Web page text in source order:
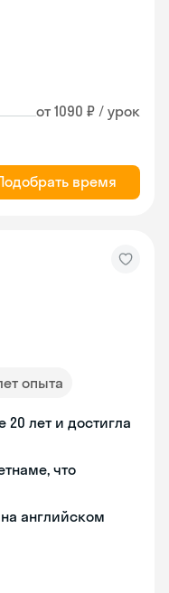
от 1090 ₽ / урок
время
опыта
20 лет и достигла
что
английском